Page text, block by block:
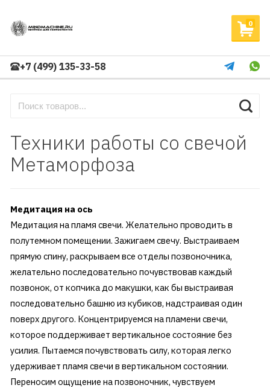
0
+7 (499) 135-33-58
Техники работы со свечой
Метаморфоза
Медитация на ось
Медитация на пламя свечи. Желательно проводить в
полутемном помещении. Зажигаем свечу. Выстраиваем
прямую спину, раскрываем все отделы позвоночника,
желательно последовательно почувствовав каждый
позвонок, от копчика до макушки, как бы выстраивая
последовательно башню из кубиков, надстраивая один
поверх другого. Концентрируемся на пламени свечи,
которое поддерживает вертикальное состояние без
усилия. Пытаемся почувствовать силу, которая легко
удерживает пламя свечи в вертикальном состоянии.
Переносим ощущение на позвоночник, чувствуем